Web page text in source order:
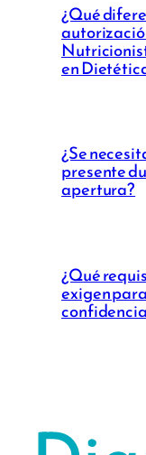
¿Qué
en
¿Se
presente
apertura?
¿Qué
exigen